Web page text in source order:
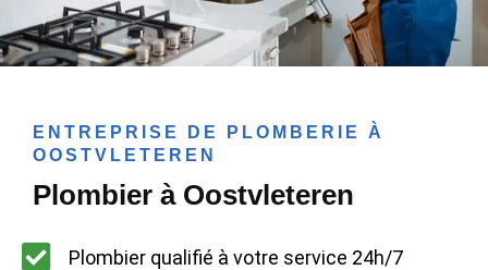
ENTREPRISE DE PLOMBERIE À
OOSTVLETEREN
Plombier à Oostvleteren
Plombier qualifié à votre service 24h/7